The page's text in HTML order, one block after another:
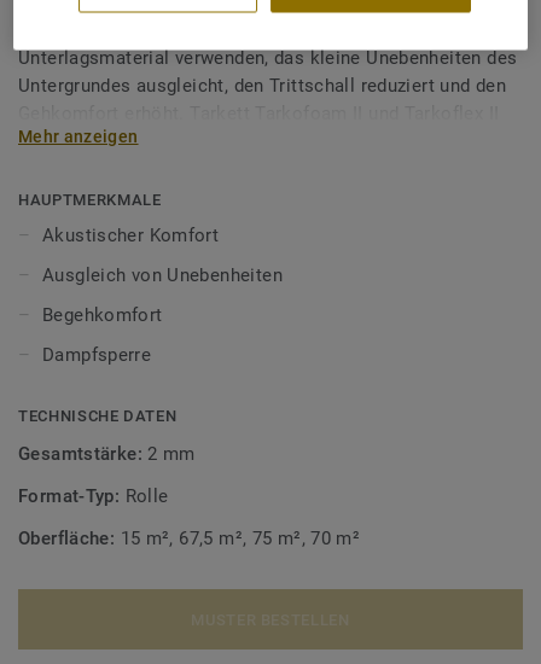
Unterlagsmaterial verwenden, das kleine Unebenheiten des
Untergrundes ausgleicht, den Trittschall reduziert und den
erfüllen alle diese Kriterien.
Beachten Sie die Dampfsperre! Eine Dampfsperre ist eine
Unterboden zum Holzboden verhindert. Sie wird über den
gesamten Untergrund aufgetragen und sollte mit einer
Überlappung von mindestens 200 mm verlegt werden. Das
Unterlagsmaterial Tarkoflex II wirkt auch als Dampfsperre.
Mehr anzeigen
HAUPTMERKMALE
Akustischer Komfort
Ausgleich von Unebenheiten
Begehkomfort
Dampfsperre
TECHNISCHE DATEN
Gesamtstärke: 2 mm
Format-Typ: Rolle
Oberfläche: 15 m², 67,5 m², 75 m², 70 m²